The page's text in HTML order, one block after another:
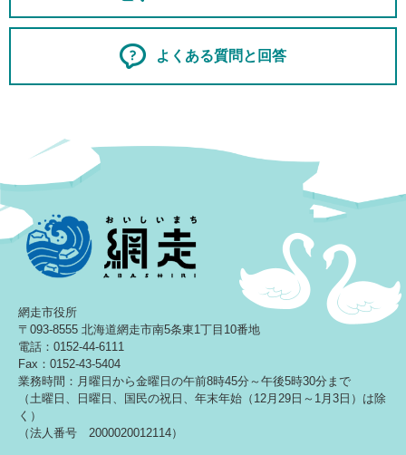
よくある質問と回答
網走市役所
〒093-8555 北海道網走市南5条東1丁目10番地
電話：0152-44-6111
Fax：0152-43-5404
業務時間：月曜日から金曜日の午前8時45分～午後5時30分まで
（土曜日、日曜日、国民の祝日、年末年始（12月29日～1月3日）は除
く）
（法人番号 2000020012114）